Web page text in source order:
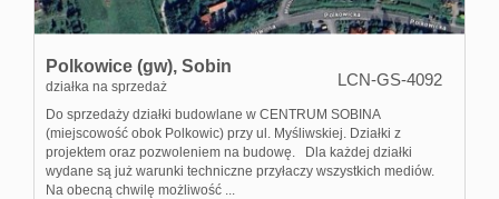
Polkowice (gw), Sobin
działka na sprzedaż LCN-GS-4092
Do sprzedaży działki budowlane w CENTRUM SOBINA
(miejscowość obok Polkowic) przy ul. Myśliwskiej. Działki z
projektem oraz pozwoleniem na budowę. Dla każdej działki
wydane są już warunki techniczne przyłaczy wszystkich mediów.
Na obecną chwilę możliwość ...